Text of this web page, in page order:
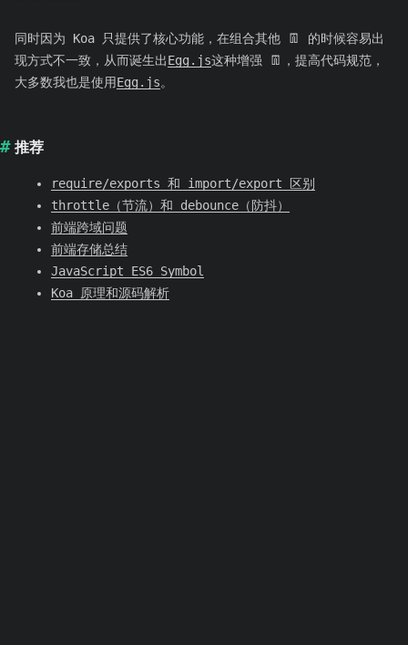
同时因为 Koa 只提供了核心功能，在组合其他 👖 的时候容易出
现方式不一致，从而诞生出Egg.js这种增强 👖，提高代码规范，
大多数我也是使用Egg.js。
推荐
require/exports 和 import/export 区别
throttle（节流）和 debounce（防抖）
前端跨域问题
前端存储总结
JavaScript ES6 Symbol
Koa 原理和源码解析